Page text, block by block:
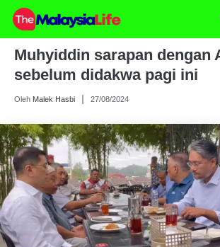
Skip
content
Muhyiddin sarapan dengan
sebelum didakwa pagi ini
Oleh Malek Hasbi 27/08/2024